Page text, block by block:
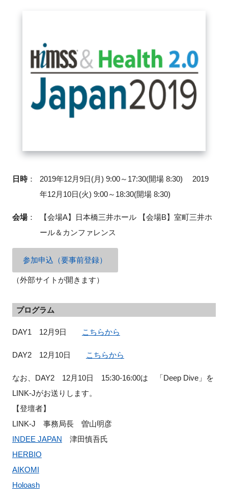
閉じる
日時：
2019年12月9日(月) 9:00～17:30(開場 8:30) 2019
年12月10日(火) 9:00～18:30(開場 8:30)
会場：
【会場A】日本橋三井ホール 【会場B】室町三井ホ
ール＆カンファレンス
参加申込（要事前登録）
（外部サイトが開きます）
プログラム
DAY1 12月9日 こちらから
DAY2 12月10日 こちらから
なお、DAY2 12月10日 15:30-16:00は 「Deep Dive」を
LINK-Jがお送りします。
【登壇者】
LINK-J 事務局長 曽山明彦
INDEE JAPAN 津田慎吾氏
HERBIO
AIKOMI
Holoash